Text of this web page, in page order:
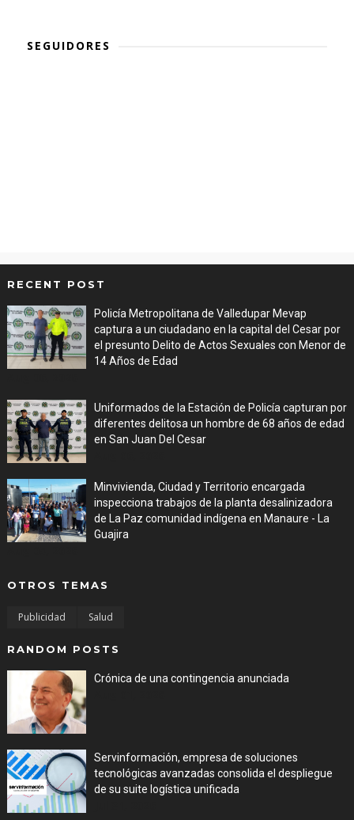
SEGUIDORES
RECENT POST
Policía Metropolitana de Valledupar Mevap
captura a un ciudadano en la capital del Cesar por
el presunto Delito de Actos Sexuales con Menor de
14 Años de Edad
Uniformados de la Estación de Policía capturan por
diferentes delitosa un hombre de 68 años de edad
en San Juan Del Cesar
Minvivienda, Ciudad y Territorio encargada
inspecciona trabajos de la planta desalinizadora
de La Paz comunidad indígena en Manaure - La
Guajira
OTROS TEMAS
Publicidad Salud
RANDOM POSTS
Crónica de una contingencia anunciada
Servinformación, empresa de soluciones
tecnológicas avanzadas consolida el despliegue
de su suite logística unificada